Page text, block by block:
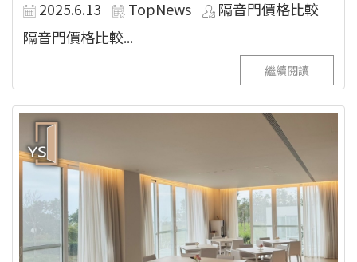
2025.6.13 TopNews
隔音門價格比較
隔音門價格比較...
繼續閱讀